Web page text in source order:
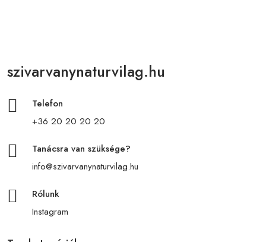
szivarvanynaturvilag.hu
Telefon
+36 20 20 20 20
Tanácsra van szüksége?
info@szivarvanynaturvilag.hu
Rólunk
Instagram